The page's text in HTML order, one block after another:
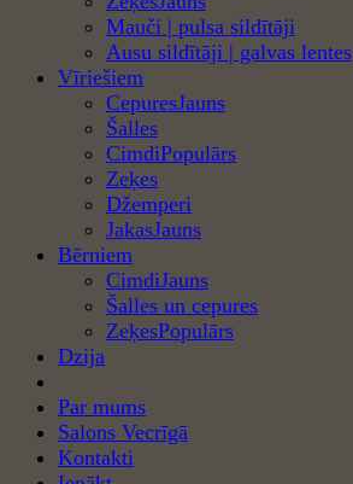
Mauči | pulsa sildītāji
Ausu sildītāji | galvas lentes
Vīriešiem
Cepures
Šalles
Cimdi
Zeķes
Džemperi
Jakas
Bērniem
Cimdi
Šalles un cepures
Zeķes
Dzija
Par mums
Salons Vecrīgā
Kontakti